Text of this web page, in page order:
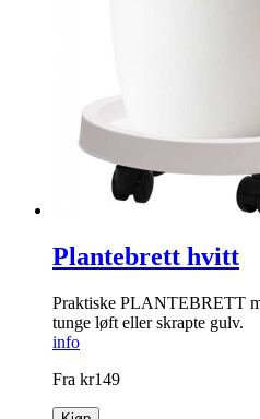
Plantebrett hvitt
Praktiske PLANTEBRETT
tunge løft eller skrapte gulv.
info
Fra kr149